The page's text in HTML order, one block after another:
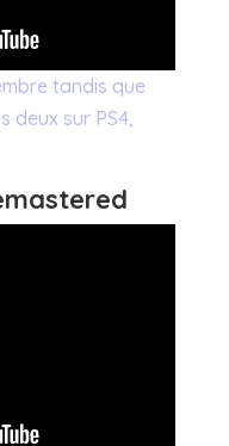
tandis que
deux sur PS4,